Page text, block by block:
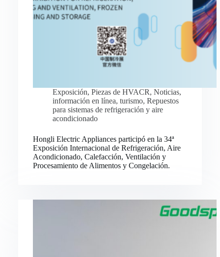
Exposición, Piezas de HVACR, Noticias,
información en línea, turismo, Repuestos
para sistemas de refrigeración y aire
acondicionado
Hongli Electric Appliances participó en la 34ª
Exposición Internacional de Refrigeración, Aire
Acondicionado, Calefacción, Ventilación y
Procesamiento de Alimentos y Congelación.